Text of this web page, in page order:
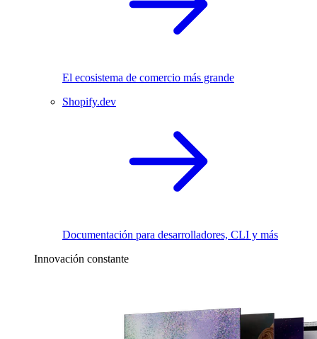
El ecosistema de comercio más grande
Shopify.dev
Documentación para desarrolladores, CLI y más
Innovación constante